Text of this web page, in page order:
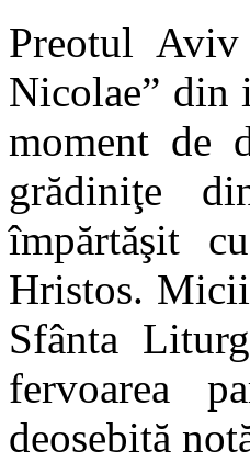
Preotul
Nicolae” din
moment de
grădiniţe
împărtăşit
Hristos.
Sfânta
fervoarea
deosebită